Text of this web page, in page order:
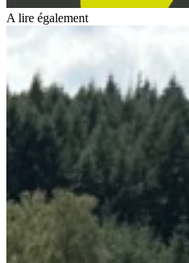
A lire également